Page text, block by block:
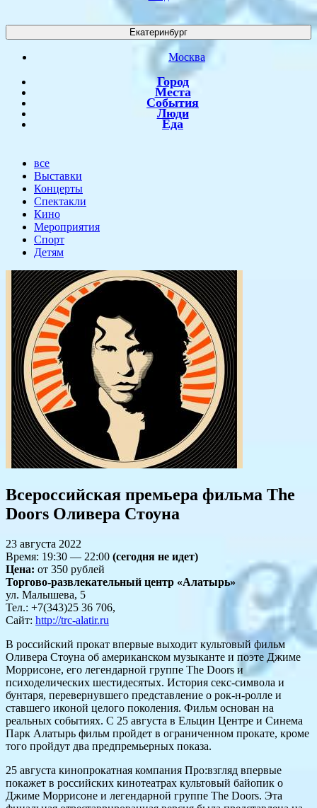
Екатеринбург
Москва
Город
Места
События
Люди
Еда
все
Выставки
Концерты
Спектакли
Кино
Мероприятия
Спорт
Детям
Всероссийская премьера фильма The
Doors Оливера Стоуна
23 августа 2022
Время: 19:30 — 22:00 (сегодня не идет)
Цена: от 350 рублей
Торгово-развлекательный центр «Алатырь»
ул. Малышева, 5
Тел.: +7(343)25 36 706,
Сайт: http://trc-alatir.ru
В российский прокат впервые выходит культовый фильм
Оливера Стоуна об американском музыканте и поэте Джиме
Моррисоне, его легендарной группе The Doors и
психоделических шестидесятых. История секс-символа и
бунтаря, перевернувшего представление о рок-н-ролле и
ставшего иконой целого поколения. Фильм основан на
реальных событиях. С 25 августа в Ельцин Центре и Синема
Парк Алатырь фильм пройдет в ограниченном прокате, кроме
того пройдут два предпремьерных показа.
25 августа кинопрокатная компания Про:взгляд впервые
покажет в российских кинотеатрах культовый байопик о
Джиме Моррисоне и легендарной группе The Doors. Эта